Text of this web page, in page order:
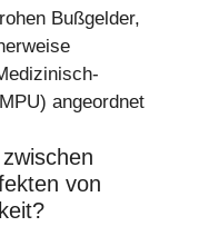
Bußgelder,
angeordnet
von